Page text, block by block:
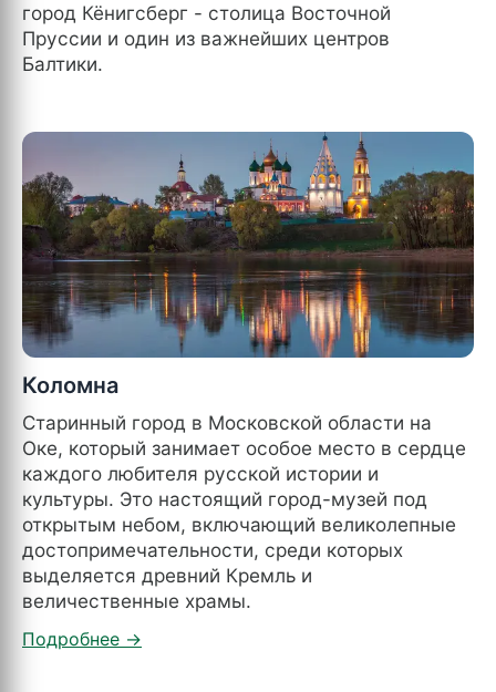
город Кёнигсберг - столица Восточной
Пруссии и один из важнейших центров
Балтики.
Коломна
Старинный город в Московской области на
Оке, который занимает особое место в сердце
каждого любителя русской истории и
культуры. Это настоящий город-музей под
открытым небом, включающий великолепные
достопримечательности, среди которых
выделяется древний Кремль и
величественные храмы.